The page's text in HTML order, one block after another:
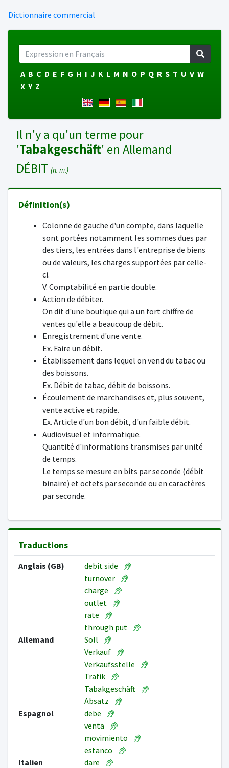
Dictionnaire commercial
A B C D E F G H I J K L M N O P Q R S T U V W
X Y Z
Il n'y a qu'un terme pour
'Tabakgeschäft' en Allemand
DÉBIT (n. m.)
Définition(s)
Colonne de gauche d'un compte, dans laquelle
sont portées notamment les sommes dues par
des tiers, les entrées dans l'entreprise de biens
ou de valeurs, les charges supportées par celle-
ci.
V. Comptabilité en partie double.
Action de débiter.
On dit d'une boutique qui a un fort chiffre de
ventes qu'elle a beaucoup de débit.
Enregistrement d'une vente.
Ex. Faire un débit.
Établissement dans lequel on vend du tabac ou
des boissons.
Ex. Débit de tabac, débit de boissons.
Écoulement de marchandises et, plus souvent,
vente active et rapide.
Ex. Article d'un bon débit, d'un faible débit.
Audiovisuel et informatique.
Quantité d'informations transmises par unité
de temps.
Le temps se mesure en bits par seconde (débit
binaire) et octets par seconde ou en caractères
par seconde.
Traductions
Anglais (GB)
debit side
turnover
charge
outlet
rate
through put
Allemand
Soll
Verkauf
Verkaufsstelle
Trafik
Tabakgeschäft
Absatz
Espagnol
debe
venta
movimiento
estanco
Italien
dare